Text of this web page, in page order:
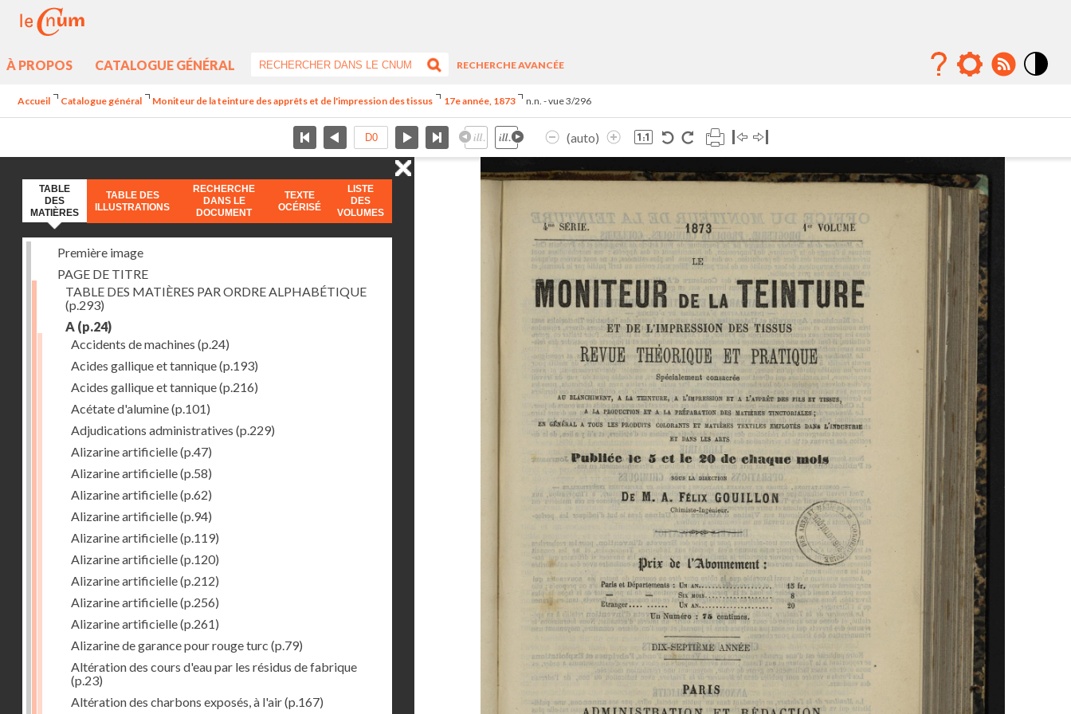
À PROPOS CATALOGUE GÉNÉRAL
RECHERCHE AVANCÉE
Accueil Catalogue général Moniteur de la teinture des apprêts et de l'impression des tissus 17e année, 1873 n.n. - vue 3/296
(auto)
TABLE
DES
MATIÈRES
TABLE DES
ILLUSTRATIONS
RECHERCHE
DANS LE
DOCUMENT
TEXTE
OCÉRISÉ
LISTE
DES
VOLUMES
Première image
PAGE DE TITRE
TABLE DES MATIÈRES PAR ORDRE ALPHABÉTIQUE
(p.293)
A (p.24)
Accidents de machines (p.24)
Acides gallique et tannique(p.193)
Acides gallique et tannique(p.216)
Acétate d'alumine(p.101)
Adjudications administratives (p.229)
Alizarine artificielle(p.47)
Alizarine artificielle(p.58)
Alizarine artificielle(p.62)
Alizarine artificielle(p.94)
Alizarine artificielle(p.119)
Alizarine artificielle(p.120)
Alizarine artificielle(p.212)
Alizarine artificielle(p.256)
Alizarine artificielle(p.261)
Alizarine de garance pour rouge turc (p.79)
Altération des cours d'eau par les résidus de fabrique
(p.23)
Altération des charbons exposés, à l'air(p.167)